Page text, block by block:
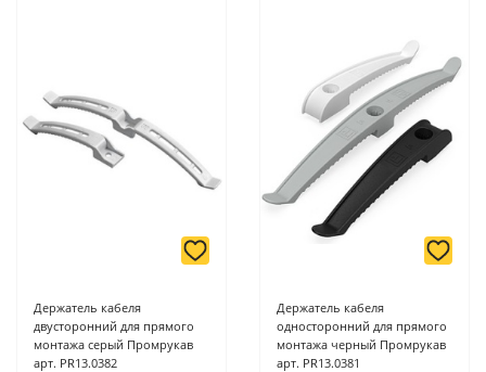
Для юридических лиц: переводом на расчетный счет при
онлайн оплате заказа на сайте.
Подробнее о способах оплаты можно узнать здесь - "Оплата"
Держатель кабеля
двусторонний для прямого
монтажа серый Промрукав
арт. PR13.0382
Держатель кабеля
односторонний для прямого
монтажа черный Промрукав
арт. PR13.0381